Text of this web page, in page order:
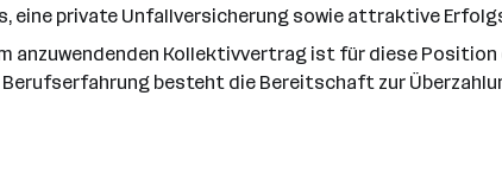
eine private Unfallversicherung sowie attraktive
anzuwendenden Kollektivvertrag ist für diese Position
besteht die Bereitschaft zur